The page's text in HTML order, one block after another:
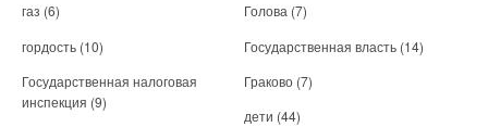
газ (6) Голова (7)
гордость (10) Государственная власть (14)
Государственная налоговая
инспекция (9)
Граково (7)
дети (44)